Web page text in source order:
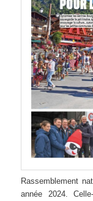
Rassemblement
année 2024.